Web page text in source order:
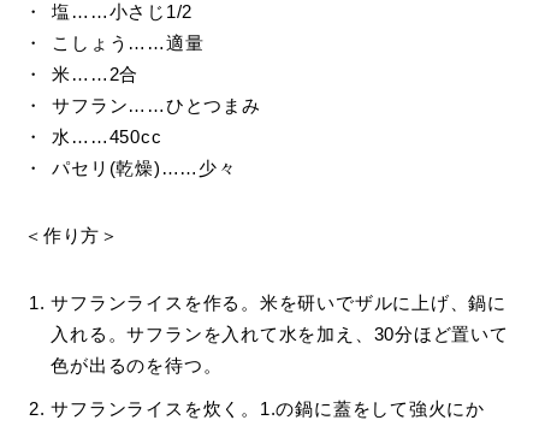
塩……小さじ1/2
こしょう……適量
米……2合
サフラン……ひとつまみ
水……450cc
パセリ(乾燥)……少々
＜作り方＞
サフランライスを作る。米を研いでザルに上げ、鍋に
入れる。サフランを入れて水を加え、30分ほど置いて
色が出るのを待つ。
サフランライスを炊く。1.の鍋に蓋をして強火にか